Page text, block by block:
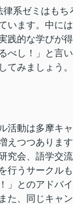
系ゼミはもち
います。中に
践的な学びが得
べし！」と言
てみましょう
活動は多摩キ
えつつあります
究会、語学交
うサークルも
」とのアドバ
た、同じキャ